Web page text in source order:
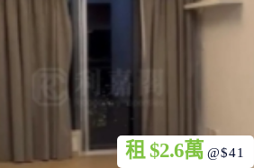
租 $2.6萬 @$41